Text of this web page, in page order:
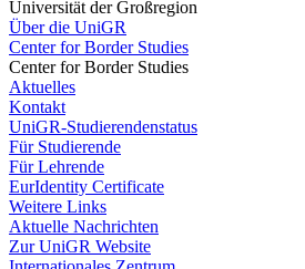
Universität der Großregion
Über die UniGR
Center for Border Studies
Center for Border Studies
Aktuelles
Kontakt
UniGR-Studierendenstatus
Für Studierende
Für Lehrende
EurIdentity Certificate
Weitere Links
Aktuelle Nachrichten
Zur UniGR Website